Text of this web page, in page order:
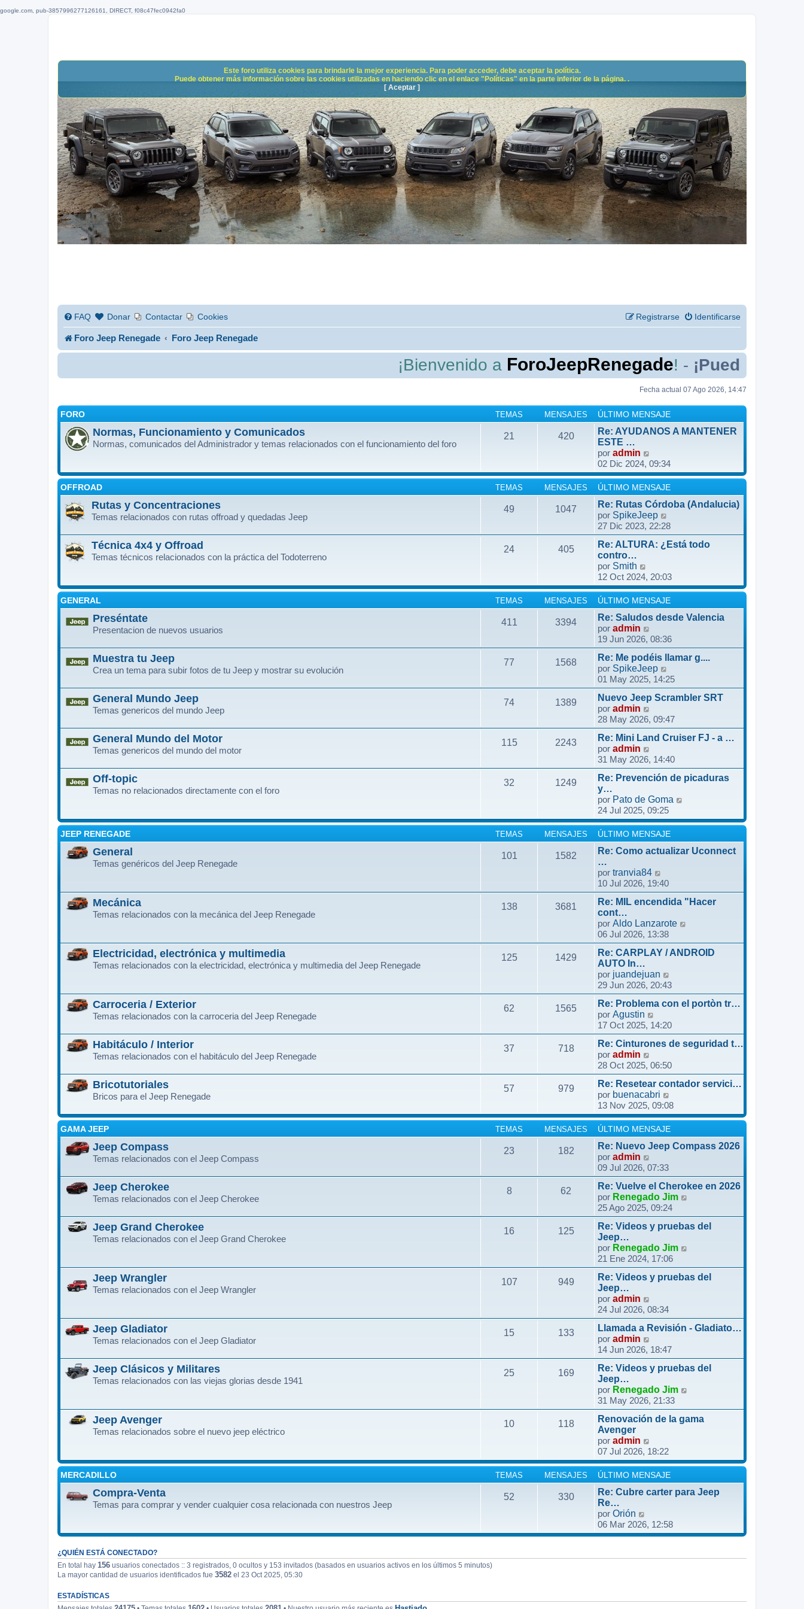
google.com, pub-3857996277126161, DIRECT, f08c47fec0942fa0
FAQ Donar Contactar Cookies Identificarse
Registrarse
Foro Jeep Renegade Foro Jeep Renegade
¡Bienvenido aForoJeepRenegade!-¡Puedes
Fecha actual 07 Ago 2026, 14:47
FORO TEMAS MENSAJES ÚLTIMO MENSAJE
Normas, Funcionamiento y Comunicados
Normas, comunicados del Administrador y temas relacionados con el funcionamiento del foro
21 420
Re: AYUDANOS A MANTENER
ESTE …
por admin
e
r
ú
l
t
i
m
o
n
s
a
j
e
02 Dic 2024, 09:34
OFFROAD TEMAS MENSAJES ÚLTIMO MENSAJE
Rutas y Concentraciones
Temas relacionados con rutas offroad y quedadas Jeep
49 1047
Re: Rutas Córdoba (Andalucia)
por SpikeJeep
e
r
ú
t
i
m
o
m
n
s
a
j
e
27 Dic 2023, 22:28
Técnica 4x4 y Offroad
Temas técnicos relacionados con la práctica del Todoterreno
24 405
Re: ALTURA: ¿Está todo
contro…
por Smith
e
r
ú
l
t
i
m
o
m
e
n
s
a
j
e
12 Oct 2024, 20:03
GENERAL TEMAS MENSAJES ÚLTIMO MENSAJE
Preséntate
Presentacion de nuevos usuarios
411 3394
Re: Saludos desde Valencia
por admin
e
r
ú
l
t
i
o
m
e
s
a
e
19 Jun 2026, 08:36
Muestra tu Jeep
Crea un tema para subir fotos de tu Jeep y mostrar su evolución
77 1568
Re: Me podéis llamar g....
por SpikeJeep
e
r
ú
l
t
i
o
m
e
s
a
j
e
01 May 2025, 14:25
General Mundo Jeep
Temas genericos del mundo Jeep
74 1389
Nuevo Jeep Scrambler SRT
por admin
e
r
ú
t
i
o
m
e
n
s
a
j
e
28 May 2026, 09:47
General Mundo del Motor
Temas genericos del mundo del motor
115 2243
Re: Mini Land Cruiser FJ - a …
por admin
e
r
ú
l
t
i
m
o
m
n
s
a
j
e
31 May 2026, 14:40
Off-topic
Temas no relacionados directamente con el foro
32 1249
Re: Prevención de picaduras
y…
por Pato de Goma
r
l
t
o
m
n
a
j
24 Jul 2025, 09:25
JEEP RENEGADE TEMAS MENSAJES ÚLTIMO MENSAJE
General
Temas genéricos del Jeep Renegade
101 1582
Re: Como actualizar Uconnect
…
por tranvia84
e
r
ú
t
i
m
m
e
n
s
a
j
e
10 Jul 2026, 19:40
Mecánica
Temas relacionados con la mecánica del Jeep Renegade
138 3681
Re: MIL encendida "Hacer
cont…
por Aldo Lanzarote
r
ú
i
m
e
n
j
06 Jul 2026, 13:38
Electricidad, electrónica y multimedia
Temas relacionados con la electricidad, electrónica y multimedia del Jeep Renegade
125 1429
Re: CARPLAY / ANDROID
AUTO In…
por juandejuan
e
r
ú
l
t
i
o
m
e
s
a
j
e
29 Jun 2026, 20:43
Carroceria / Exterior
Temas relacionados con la carroceria del Jeep Renegade
62 1565
Re: Problema con el portòn tr…
por Agustin
e
r
ú
l
t
i
m
o
m
e
n
s
a
j
e
17 Oct 2025, 14:20
Habitáculo / Interior
Temas relacionados con el habitáculo del Jeep Renegade
37 718
Re: Cinturones de seguridad t…
por admin
e
r
ú
l
i
m
o
e
n
s
a
j
e
28 Oct 2025, 06:50
Bricotutoriales
Bricos para el Jeep Renegade
57 979
Re: Resetear contador servici…
por buenacabri
e
r
ú
l
m
o
m
e
n
s
a
j
e
13 Nov 2025, 09:08
GAMA JEEP TEMAS MENSAJES ÚLTIMO MENSAJE
Jeep Compass
Temas relacionados con el Jeep Compass
23 182
Re: Nuevo Jeep Compass 2026
por admin
e
r
ú
l
t
i
o
m
e
n
a
j
e
09 Jul 2026, 07:33
Jeep Cherokee
Temas relacionados con el Jeep Cherokee
8 62
Re: Vuelve el Cherokee en 2026
por Renegado Jim
r
ú
i
m
n
s
j
e
25 Ago 2025, 09:24
Jeep Grand Cherokee
Temas relacionados con el Jeep Grand Cherokee
16 125
Re: Videos y pruebas del
Jeep…
por Renegado Jim
r
ú
i
m
e
n
j
e
21 Ene 2024, 17:06
Jeep Wrangler
Temas relacionados con el Jeep Wrangler
107 949
Re: Videos y pruebas del
Jeep…
por admin
e
r
ú
l
t
i
o
m
e
n
a
j
e
24 Jul 2026, 08:34
Jeep Gladiator
Temas relacionados con el Jeep Gladiator
15 133
Llamada a Revisión - Gladiato…
por admin
e
r
ú
l
t
i
m
e
n
s
a
j
14 Jun 2026, 18:47
Jeep Clásicos y Militares
Temas relacionados con las viejas glorias desde 1941
25 169
Re: Videos y pruebas del
Jeep…
por Renegado Jim
r
ú
i
m
o
m
a
e
31 May 2026, 21:33
Jeep Avenger
Temas relacionados sobre el nuevo jeep eléctrico
10 118
Renovación de la gama
Avenger
por admin
e
r
ú
l
t
m
o
j
07 Jul 2026, 18:22
MERCADILLO TEMAS MENSAJES ÚLTIMO MENSAJE
Compra-Venta
Temas para comprar y vender cualquier cosa relacionada con nuestros Jeep
52 330
Re: Cubre carter para Jeep
Re…
por Orión
e
r
l
o
06 Mar 2026, 12:58
¿QUIÉN ESTÁ CONECTADO?
En total hay 156 usuarios conectados :: 3 registrados, 0 ocultos y 153 invitados (basados en usuarios activos en los últimos 5 minutos)
La mayor cantidad de usuarios identificados fue 3582 el 23 Oct 2025, 05:30
ESTADÍSTICAS
Este foro utiliza cookies para brindarle la mejor experiencia. Para poder acceder, debe aceptar la política.
Puede obtener más información sobre las cookies utilizadas en haciendo clic en el enlace "Políticas" en la parte inferior de la página. .
[ Aceptar ]